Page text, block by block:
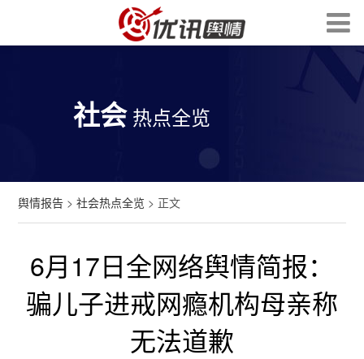
社会 热点全览
舆情报告 >社会热点全览 > 正文
6月17日全网络舆情简报：
骗儿子进戒网瘾机构母亲称
无法道歉